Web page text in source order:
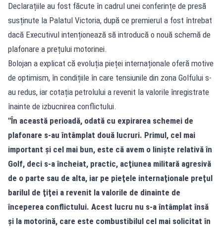
Declarațiile au fost făcute în cadrul unei conferințe de presă
susținute la Palatul Victoria, după ce premierul a fost întrebat
dacă Executivul intenționează să introducă o nouă schemă de
plafonare a prețului motorinei.
Bolojan a explicat că evoluția pieței internaționale oferă motive
de optimism, în condițiile în care tensiunile din zona Golfului s-
au redus, iar cotația petrolului a revenit la valorile înregistrate
înainte de izbucnirea conflictului.
"În această perioadă, odată cu expirarea schemei de
plafonare s-au întâmplat două lucruri. Primul, cel mai
important şi cel mai bun, este că avem o linişte relativă în
Golf, deci s-a încheiat, practic, acţiunea militară agresivă
de o parte sau de alta, iar pe pieţele internaţionale preţul
barilul de ţiţei a revenit la valorile de dinainte de
începerea conflictului. Acest lucru nu s-a întâmplat însă
şi la motorină, care este combustibilul cel mai solicitat în